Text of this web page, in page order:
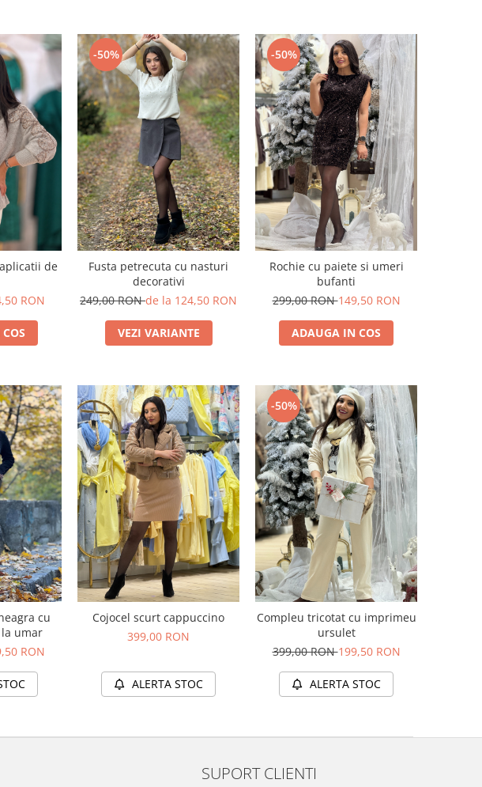
de
RON
-50%
Fusta petrecuta cu nasturi
decorativi
249,00 RONde la 124,50 RON
VEZI VARIANTE
-50%
Rochie cu paiete si umeri
bufanti
299,00 RON149,50 RON
ADAUGA IN COS
cu
umar
RON
Cojocel scurt cappuccino
399,00 RON
ALERTA STOC
-50%
Compleu tricotat cu imprimeu
ursulet
399,00 RON199,50 RON
ALERTA STOC
SUPORT CLIENTI